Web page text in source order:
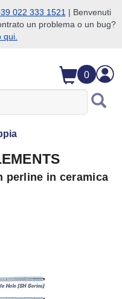
022 333 1521 | Benvenuti
un problema o un bug?
qui.
0
perline in ceramica